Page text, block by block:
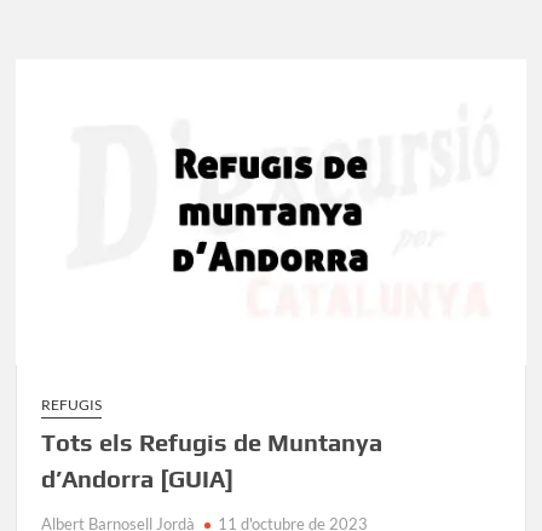
informació
REFUGIS
Tots els Refugis de Muntanya
d’Andorra [GUIA]
Albert Barnosell Jordà 11 d'octubre de 2023